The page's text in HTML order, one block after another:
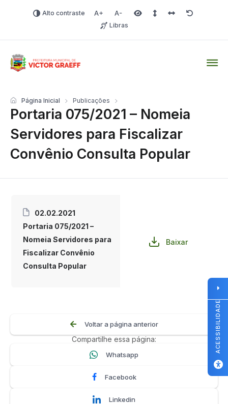
Alto contraste Aumentar fonte
Diminuir fonteÁrea selecionada
Espaçamento de linha
Espaço dos
Redefinir
Libras
Portaria 075/2021 – Nomeia
Servidores para Fiscalizar
Convênio Consulta Popular
Página Inicial Publicações
02.02.2021
Portaria 075/2021 –
Nomeia Servidores para
Fiscalizar Convênio
Consulta Popular
Baixar
Voltar a página anterior
Compartilhe essa página:
Whatsapp
Facebook
Linkedin
ACESSIBILIDADE